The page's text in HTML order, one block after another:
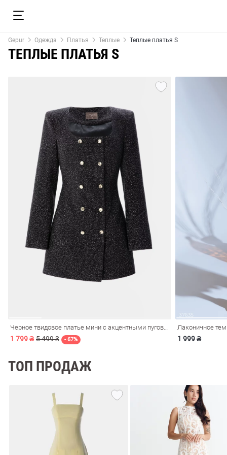
СарафаныНа
Gepur Одежда Платья Теплые Теплые платья S
ТЕПЛЫЕ ПЛАТЬЯ S
Черное твидовое платье мини с акцентными пуговицами
1 799 ₴ 5 499 ₴ - 67%
Лаконичное
1 999 ₴
ТОП ПРОДАЖ